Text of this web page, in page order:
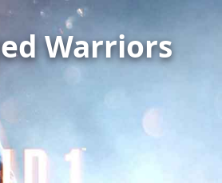
Warriors